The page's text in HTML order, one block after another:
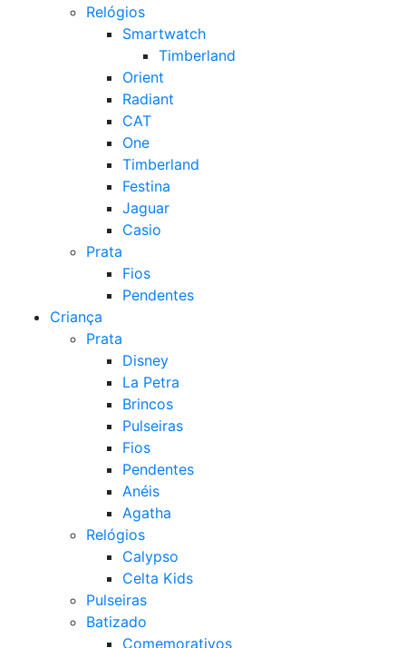
Relógios
Smartwatch
Timberland
Orient
Radiant
CAT
One
Timberland
Festina
Jaguar
Casio
Prata
Fios
Pendentes
Criança
Prata
Disney
La Petra
Brincos
Pulseiras
Fios
Pendentes
Anéis
Agatha
Relógios
Calypso
Celta Kids
Pulseiras
Batizado
Comemorativos